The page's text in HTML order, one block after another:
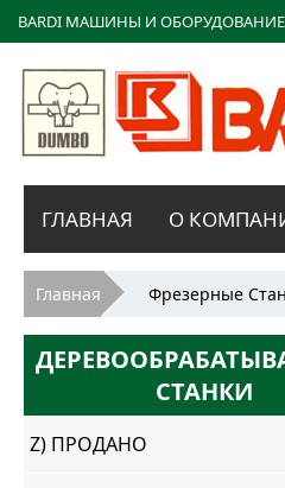
BARDI МАШИНЫ И
Bardi
Macchine
ГЛАВНАЯ О
Главная Фрезерные
СТАНКИ
Z) ПРОДАНО